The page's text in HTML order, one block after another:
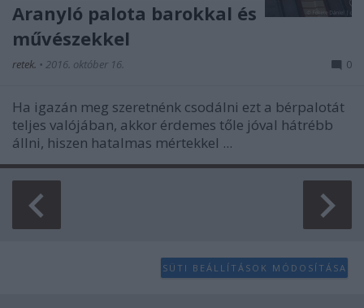
Aranyló palota barokkal és
művészekkel
retek. • 2016. október 16. 0
Ha igazán meg szeretnénk csodálni ezt a bérpalotát
teljes valójában, akkor érdemes tőle jóval hátrébb
állni, hiszen hatalmas mértekkel ...
SÜTI BEÁLLÍTÁSOK MÓDOSÍTÁSA